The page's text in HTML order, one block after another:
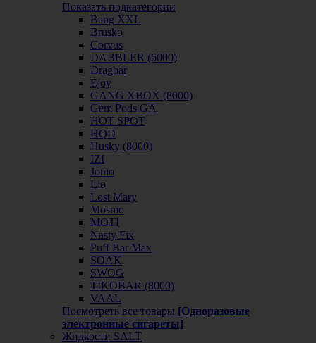
Показать подкатегории
Bang XXL
Brusko
Corvus
DABBLER (6000)
Dragbar
Ejoy
GANG XBOX (8000)
Gem Pods GA
HOT SPOT
HQD
Husky (8000)
IZI
Jomo
Lio
Lost Mary
Mosmo
MOTI
Nasty Fix
Puff Bar Max
SOAK
SWOG
TIKOBAR (8000)
VAAL
Посмотреть все товары [Одноразовые
электронные сигареты]
Жидкости SALT